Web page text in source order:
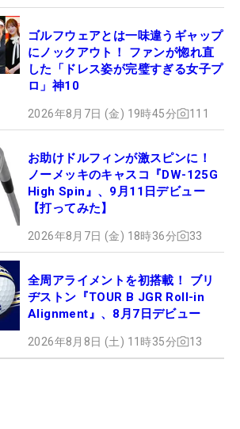
ゴルフウェアとは一味違うギャップ
にノックアウト！ ファンが惚れ直
した「ドレス姿が完璧すぎる女子プ
ロ」神10
2026年8月7日 (金) 19時45分 111
お助けドルフィンが激スピンに！
ノーメッキのキャスコ『DW-125G
High Spin』、9月11日デビュー
【打ってみた】
2026年8月7日 (金) 18時36分 33
全周アライメントを初搭載！ ブリ
ヂストン『TOUR B JGR Roll-in
Alignment』、8月7日デビュー
2026年8月8日 (土) 11時35分 13